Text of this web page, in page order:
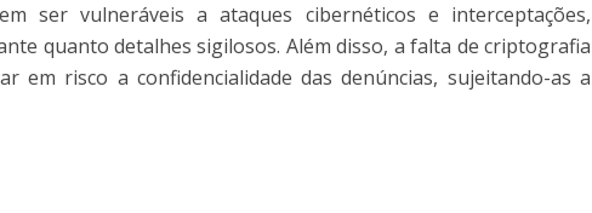
ser vulneráveis a ataques cibernéticos e interceptações,
quanto detalhes sigilosos. Além disso, a falta de criptografia
em risco a confidencialidade das denúncias, sujeitando-as a